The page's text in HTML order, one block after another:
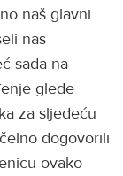
naš glavni
nas
sada na
glede
za sljedeću
dogovorili
ovako